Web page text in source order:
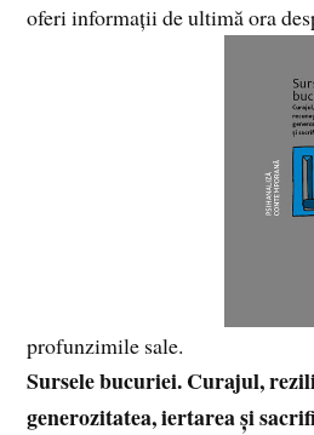
oferi informații de ultimă ora
profunzimile sale.
Sursele bucuriei. Curajul,
generozitatea, iertarea și